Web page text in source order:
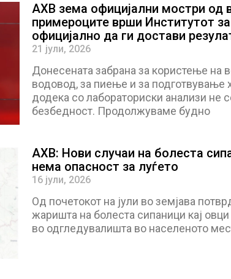
АХВ зема официјални мостри од
примероците врши Институтот за
официјално да ги достави
Миланов
21 јули, 2026
Донесената забрана за користење на
водовод, за пиење и за подготвување
додека со лабораториски анализи не
безбедност. Продолжуваме будно
АХВ: Нови случаи на болеста
нема опасност за луѓето
16 јули, 2026
Од почетокот на јули во земјава
жаришта на болеста сипаници кај
во одгледувалишта во населеното